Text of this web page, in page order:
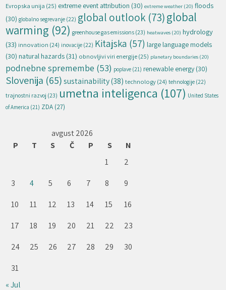
Evropska unija (25) extreme event attribution (30) extreme weather (20) floods
(30) globalno segrevanje (22) global outlook (73)global
warming (92) greenhouse gas emissions (23) heatwaves (20) hydrology
(33) innovation (24) inovacije (22) Kitajska (57) large language models
(30) natural hazards (31) obnovljivi viri energije(25) planetary boundaries (20)
podnebne spremembe (53) poplave (21) renewable energy (30)
Slovenija (65) sustainability(38) technology(24) tehnologije (22)
trajnostni razvoj (23) umetna inteligenca (107) United States
of America (21) ZDA (27)
avgust 2026
P
T S Č P S
N
1
2
3
4 5 6 7 8
9
10
11 12 13 14 15
16
17
18 19 20 21 22
23
24
25 26 27 28 29
30
31
« Jul